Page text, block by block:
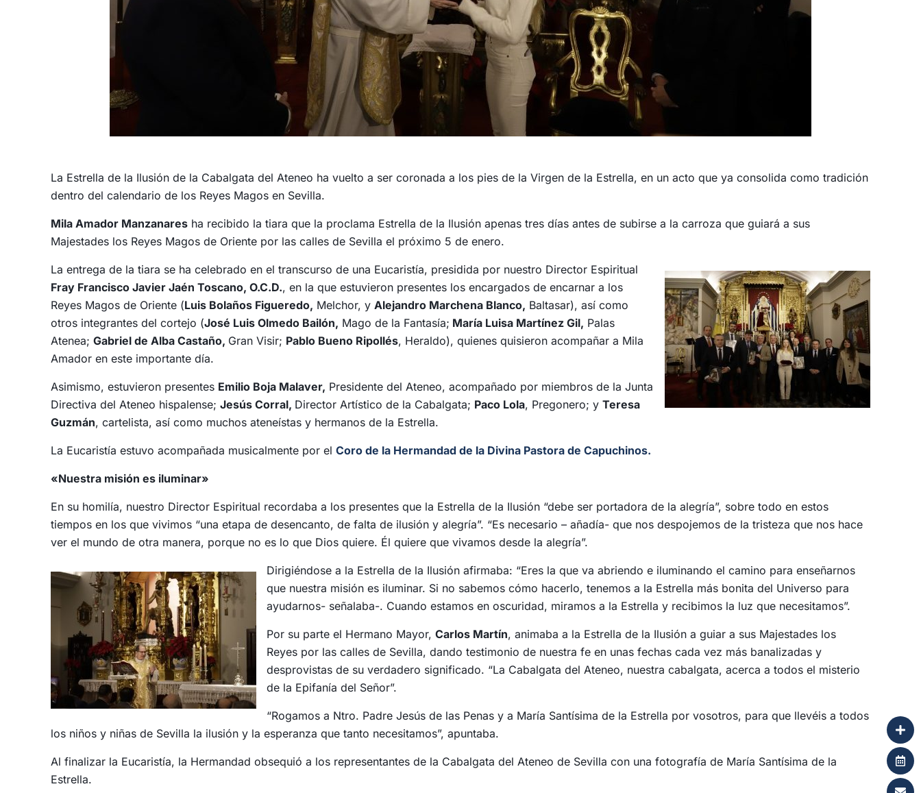
La Estrella de la Ilusión de la Cabalgata del Ateneo ha vuelto a ser coronada a los pies de la Virgen de la Estrella, en un acto que ya consolida como tradición
dentro del calendario de los Reyes Magos en Sevilla.
Mila Amador Manzanares ha recibido la tiara que la proclama Estrella de la Ilusión apenas tres días antes de subirse a la carroza que guiará a sus
Majestades los Reyes Magos de Oriente por las calles de Sevilla el próximo 5 de enero.
La entrega de la tiara se ha celebrado en el transcurso de una Eucaristía, presidida por nuestro Director Espiritual
Fray Francisco Javier Jaén Toscano, O.C.D., en la que estuvieron presentes los encargados de encarnar a los
Reyes Magos de Oriente (Luis Bolaños Figueredo, Melchor, yAlejandro Marchena Blanco, Baltasar), así como
otros integrantes del cortejo (José Luis Olmedo Bailón, Mago de la Fantasía; María Luisa Martínez Gil, Palas
Atenea;Gabriel de Alba Castaño, Gran Visir; Pablo Bueno Ripollés, Heraldo), quienes quisieron acompañar a Mila
Amador en este importante día.
Asimismo, estuvieron presentes Emilio Boja Malaver, Presidente del Ateneo, acompañado por miembros de la Junta
Directiva del Ateneo hispalense;Jesús Corral, Director Artístico de la Cabalgata; Paco Lola, Pregonero; yTeresa
Guzmán, cartelista, así como muchos ateneístas y hermanos de la Estrella.
La Eucaristía estuvo acompañada musicalmente por elCoro de la Hermandad de la Divina Pastora de Capuchinos.
«Nuestra misión es iluminar»
En su homilía, nuestro Director Espiritual recordaba a los presentes que la Estrella de la Ilusión “debe ser portadora de la alegría”, sobre todo en estos
tiempos en los que vivimos “una etapa de desencanto, de falta de ilusión y alegría”. “Es necesario – añadía- que nos despojemos de la tristeza que nos hace
ver el mundo de otra manera, porque no es lo que Dios quiere. Él quiere que vivamos desde la alegría”.
Dirigiéndose a la Estrella de la Ilusión afirmaba: “Eres la que va abriendo e iluminando el camino para enseñarnos
que nuestra misión es iluminar. Si no sabemos cómo hacerlo, tenemos a la Estrella más bonita del Universo para
ayudarnos- señalaba-. Cuando estamos en oscuridad, miramos a la Estrella y recibimos la luz que necesitamos”.
Por su parte el Hermano Mayor,Carlos Martín, animaba a la Estrella de la Ilusión a guiar a sus Majestades los
Reyes por las calles de Sevilla, dando testimonio de nuestra fe en unas fechas cada vez más banalizadas y
desprovistas de su verdadero significado. “La Cabalgata del Ateneo, nuestra cabalgata, acerca a todos el misterio
de la Epifanía del Señor”.
“Rogamos a Ntro. Padre Jesús de las Penas y a María Santísima de la Estrella por vosotros, para que llevéis a todos
los niños y niñas de Sevilla la ilusión y la esperanza que tanto necesitamos”, apuntaba.
Al finalizar la Eucaristía, la Hermandad obsequió a los representantes de la Cabalgata del Ateneo de Sevilla con una fotografía de María Santísima de la
Estrella.